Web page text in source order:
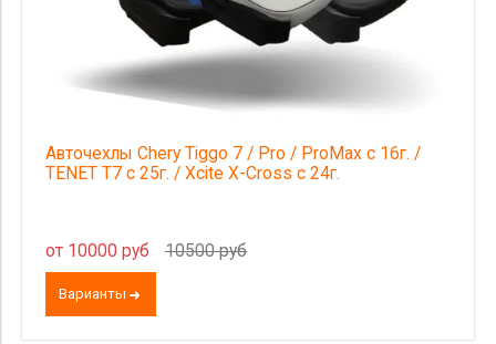
Авточехлы Chery Tiggo 7 / Pro / ProMax с 16г. /
TENET T7 с 25г. / Xcite X-Cross с 24г.
от 10000 руб 10500 руб
Варианты